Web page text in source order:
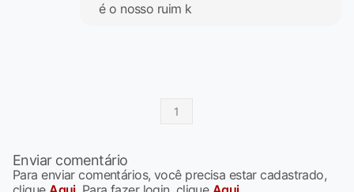
é o nosso ruim k
1
Enviar comentário
Para enviar comentários, você precisa estar cadastrado,